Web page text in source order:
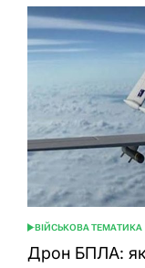
ОПУБЛІКУВАТИ
У
ВІЙСЬКОВА ТЕМАТИКА
Дрон БПЛА: як